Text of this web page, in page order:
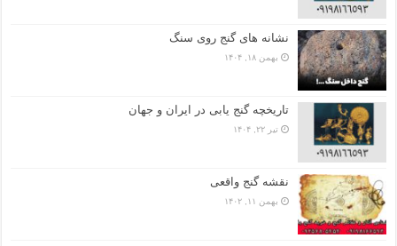
نشانه های گنج روی سنگ
بهمن ۱۸, ۱۴۰۴
تاریخچه گنج‌ یابی در ایران و جهان
تیر ۲۲, ۱۴۰۴
نقشه گنج واقعی
بهمن ۱۱, ۱۴۰۲